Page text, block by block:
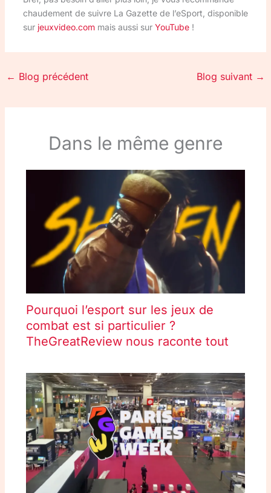
chaudement de suivre La Gazette de l’eSport, disponible
sur jeuxvideo.commais aussi sur YouTube!
← Blog précédent Blog suivant →
Dans le même genre
Pourquoi l’esport sur les jeux de
combat est si particulier ?
TheGreatReview nous raconte tout